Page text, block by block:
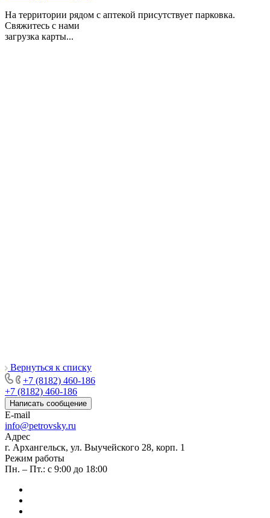
На территории рядом с аптекой присутствует парковка.
Свяжитесь с нами
загрузка карты...
Вернуться к списку
+7 (8182) 460-186
+7 (8182) 460-186
Написать сообщение
E-mail
info@petrovsky.ru
Адрес
г. Архангельск, ул. Выучейского 28, корп. 1
Режим работы
Пн. – Пт.: с 9:00 до 18:00